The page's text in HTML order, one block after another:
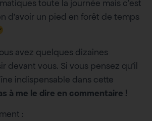
toute la journée mais c’est
d’avoir un pied en forêt de temps
avez quelques dizaines
devant vous. Si vous pensez qu’il
indispensable dans cette
à me le dire en commentaire !
: